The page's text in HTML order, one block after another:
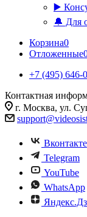
▶️
🔔 Для
Корзина0
Отложенные
+7 (495) 646-
Контактная
г. Москва, ул.
Вконтакте
Telegram
YouTube
WhatsApp